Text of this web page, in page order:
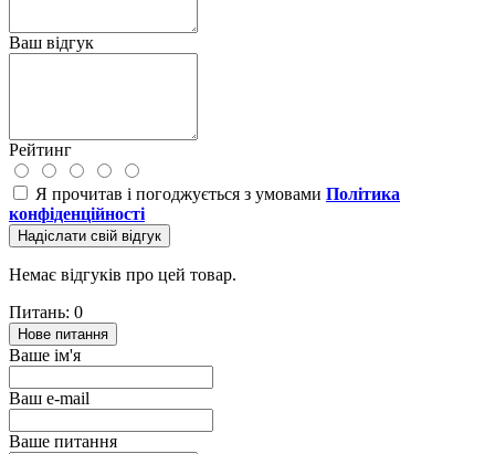
Ваш відгук
Рейтинг
Я прочитав і погоджується з умовами Політика
конфіденційності
Надіслати свій відгук
Немає відгуків про цей товар.
Питань: 0
Нове питання
Ваше ім'я
Ваш e-mail
Ваше питання